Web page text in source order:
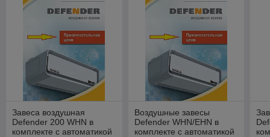
Завеса воздушная
Defender 200 WHN в
комплекте с автоматикой
Воздушные завесы
Defender WHN/EHN в
комплекте с автоматикой